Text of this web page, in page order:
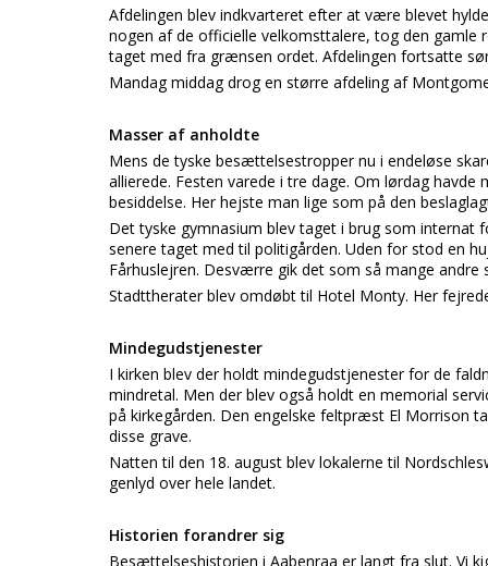
Afdelingen blev indkvarteret efter at være blevet
nogen af de officielle velkomsttalere, tog den gamle
taget med fra grænsen ordet. Afdelingen fortsatte
Mandag middag drog en større afdeling af
Masser af anholdte
Mens de tyske besættelsestropper nu i endeløse
allierede. Festen varede i tre dage. Om lørdag
besiddelse. Her hejste man lige som på den
Det tyske gymnasium blev taget i brug som
senere taget med til politigården. Uden for stod en
Fårhuslejren. Desværre gik det som så mange andre
Stadttherater blev omdøbt til Hotel Monty. Her
Mindegudstjenester
I kirken blev der holdt mindegudstjenester for de
mindretal. Men der blev også holdt en memorial
på kirkegården. Den engelske feltpræst El Morrison
disse grave.
Natten til den 18. august blev lokalerne til
genlyd over hele landet.
Historien forandrer sig
Besættelseshistorien i Aabenraa er langt fra slut. Vi